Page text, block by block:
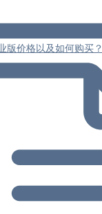
版价格以及如何购买？